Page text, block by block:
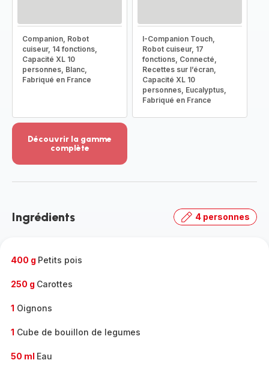
Companion, Robot
cuiseur, 14 fonctions,
Capacité XL 10
personnes, Blanc,
Fabriqué en France
I-Companion Touch,
Robot cuiseur, 17
fonctions, Connecté,
Recettes sur l’écran,
Capacité XL 10
personnes, Eucalyptus,
Fabriqué en France
Découvrir la gamme
complète
-
gamme
Ingrédients 4 personnes
400 g Petits pois
250 g Carottes
1 Oignons
1 Cube de bouillon de legumes
50 ml Eau